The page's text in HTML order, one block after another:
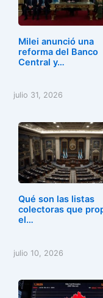
Milei anunció una
reforma del Banco
Central y…
julio 31, 2026
Qué son las listas
colectoras que
el…
julio 10, 2026